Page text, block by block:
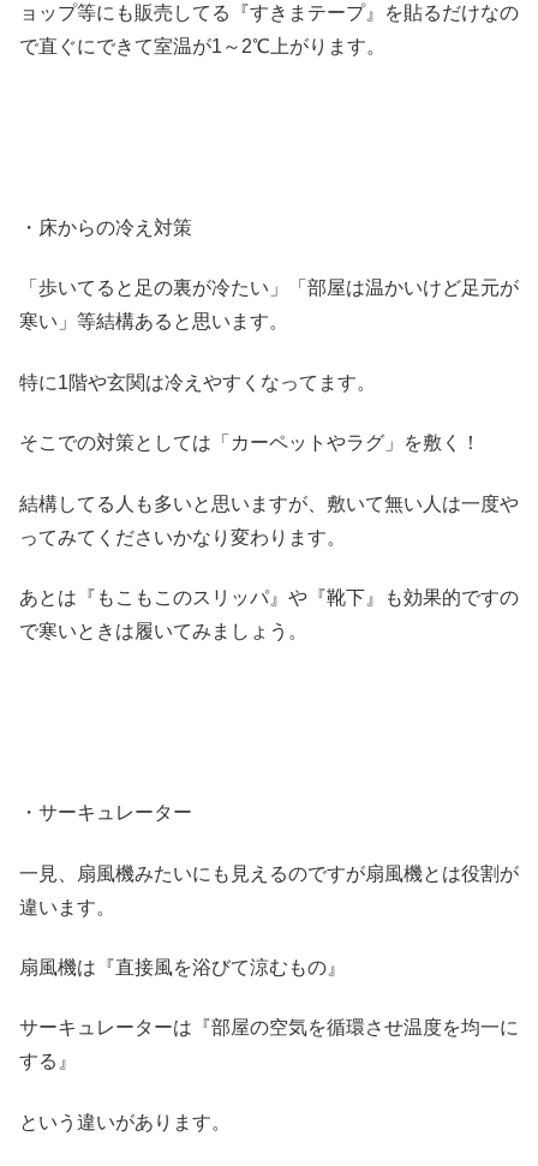
ョップ等にも販売してる『すきまテープ』を貼るだけなの
で直ぐにできて室温が1～2℃上がります。
・床からの冷え対策
「歩いてると足の裏が冷たい」「部屋は温かいけど足元が
寒い」等結構あると思います。
特に1階や玄関は冷えやすくなってます。
そこでの対策としては「カーペットやラグ」を敷く！
結構してる人も多いと思いますが、敷いて無い人は一度や
ってみてくださいかなり変わります。
あとは『もこもこのスリッパ』や『靴下』も効果的ですの
で寒いときは履いてみましょう。
・サーキュレーター
一見、扇風機みたいにも見えるのですが扇風機とは役割が
違います。
扇風機は『直接風を浴びて涼むもの』
サーキュレーターは『部屋の空気を循環させ温度を均一に
する』
という違いがあります。